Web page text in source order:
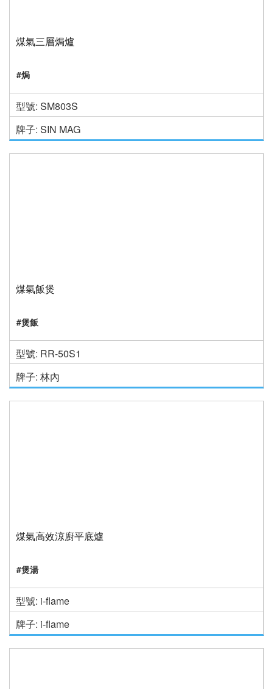
煤氣三層焗爐
#焗
型號: SM803S
牌子: SIN MAG
煤氣飯煲
#煲飯
型號: RR-50S1
牌子: 林內
煤氣高效涼廚平底爐
#煲湯
型號: i-flame
牌子: i-flame